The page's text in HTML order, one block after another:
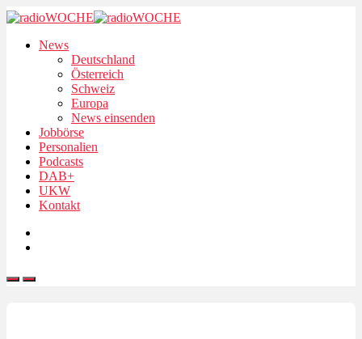
News
Deutschland
Österreich
Schweiz
Europa
News einsenden
Jobbörse
Personalien
Podcasts
DAB+
UKW
Kontakt